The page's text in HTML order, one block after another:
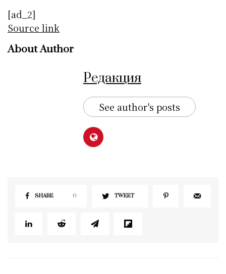
[ad_2]
Source link
About Author
Редакция
See author's posts
SHARE 0 TWEET